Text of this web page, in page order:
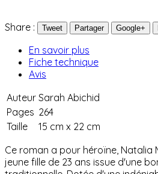
Share : Tweet Partager Google+
En savoir plus
Fiche technique
Avis
Auteur Sarah Abichid
Pages 264
Taille
15 cm x 22 cm
Ce roman a pour héroïne, Natalia
jeune fille de 23 ans issue d'une